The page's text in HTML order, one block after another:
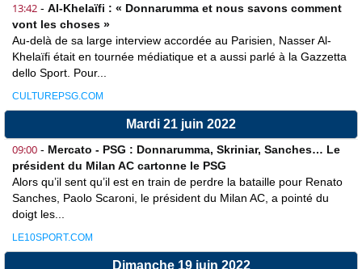
13:42 - Al-Khelaïfi : « Donnarumma et nous savons comment
vont les choses »
Au-delà de sa large interview accordée au Parisien, Nasser Al-
Khelaïfi était en tournée médiatique et a aussi parlé à la Gazzetta
dello Sport. Pour...
CULTUREPSG.COM
Mardi 21 juin 2022
09:00 - Mercato - PSG : Donnarumma, Skriniar, Sanches… Le
président du Milan AC cartonne le PSG
Alors qu’il sent qu’il est en train de perdre la bataille pour Renato
Sanches, Paolo Scaroni, le président du Milan AC, a pointé du
doigt les...
LE10SPORT.COM
Dimanche 19 juin 2022